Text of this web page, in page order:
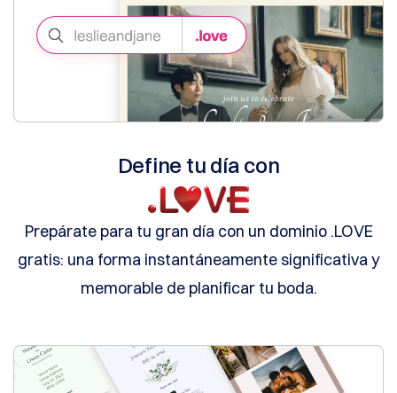
informativos
Métodos
Prepago
de
Dominio
Guía
de
Dominios
Cómo
vender
dominios
Define tu día con
Prepárate para tu gran día con un dominio .LOVE
gratis: una forma instantáneamente significativa y
memorable de planificar tu boda.